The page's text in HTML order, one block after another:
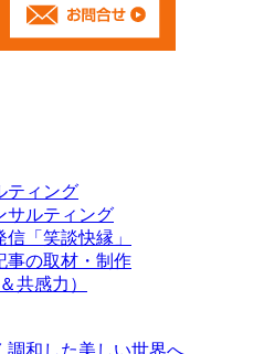
ティング
サルティング
「笑談快縁」
事の取材・制作
共感力）
調和した美しい世界へ